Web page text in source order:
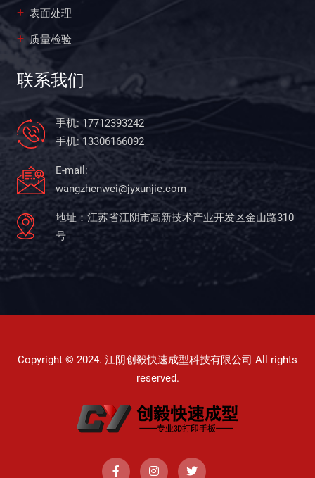
表面处理
质量检验
联系我们
手机: 17712393242
手机: 13306166092
E-mail:
wangzhenwei@jyxunjie.com
地址：江苏省江阴市高新技术产业开发区金山路310
号
Copyright © 2024. 江阴创毅快速成型科技有限公司 All rights
reserved.